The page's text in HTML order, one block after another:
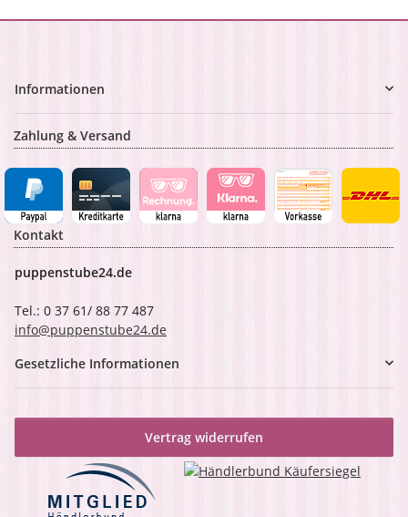
Informationen
Zahlung & Versand
Kontakt
puppenstube24.de
Tel.: 0 37 61/ 88 77 487
info@puppenstube24.de
Gesetzliche Informationen
Vertrag widerrufen